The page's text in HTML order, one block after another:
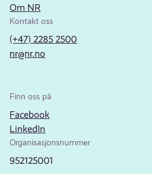
Om NR
Kontakt oss
(+47) 2285 2500
nr@nr.no
Finn oss på
Facebook
LinkedIn
Organisasjonsnummer
952125001